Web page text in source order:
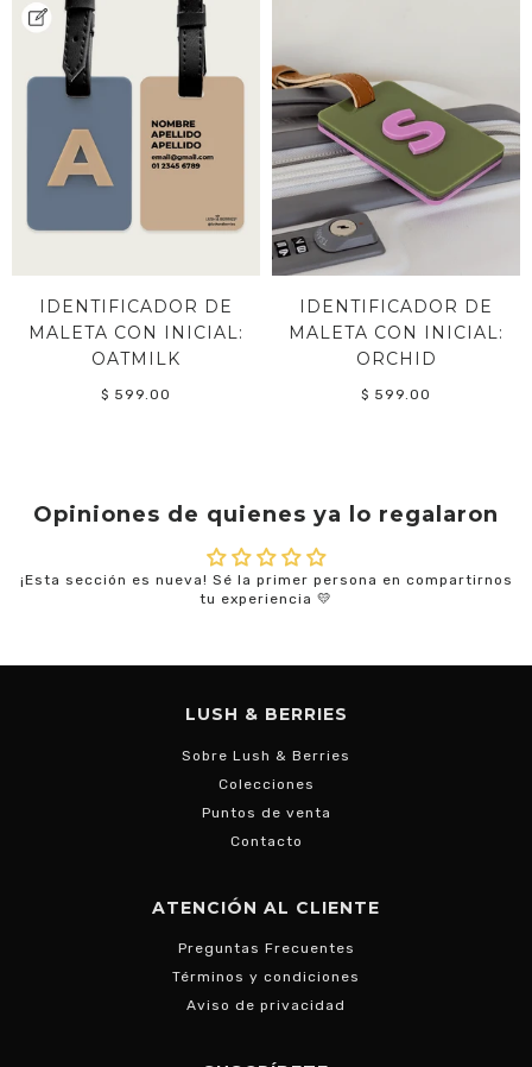
IDENTIFICADOR DE
MALETA CON INICIAL:
OATMILK
$ 599.00
IDENTIFICADOR DE
MALETA CON INICIAL:
ORCHID
$ 599.00
Opiniones de quienes ya lo regalaron
¡Esta sección es nueva! Sé la primer persona en compartirnos
tu experiencia 💛
LUSH & BERRIES
Sobre Lush & Berries
Colecciones
Puntos de venta
Contacto
ATENCIÓN AL CLIENTE
Preguntas Frecuentes
Términos y condiciones
Aviso de privacidad